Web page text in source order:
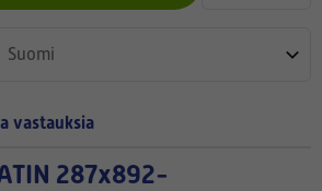
vastauksia
287x892-